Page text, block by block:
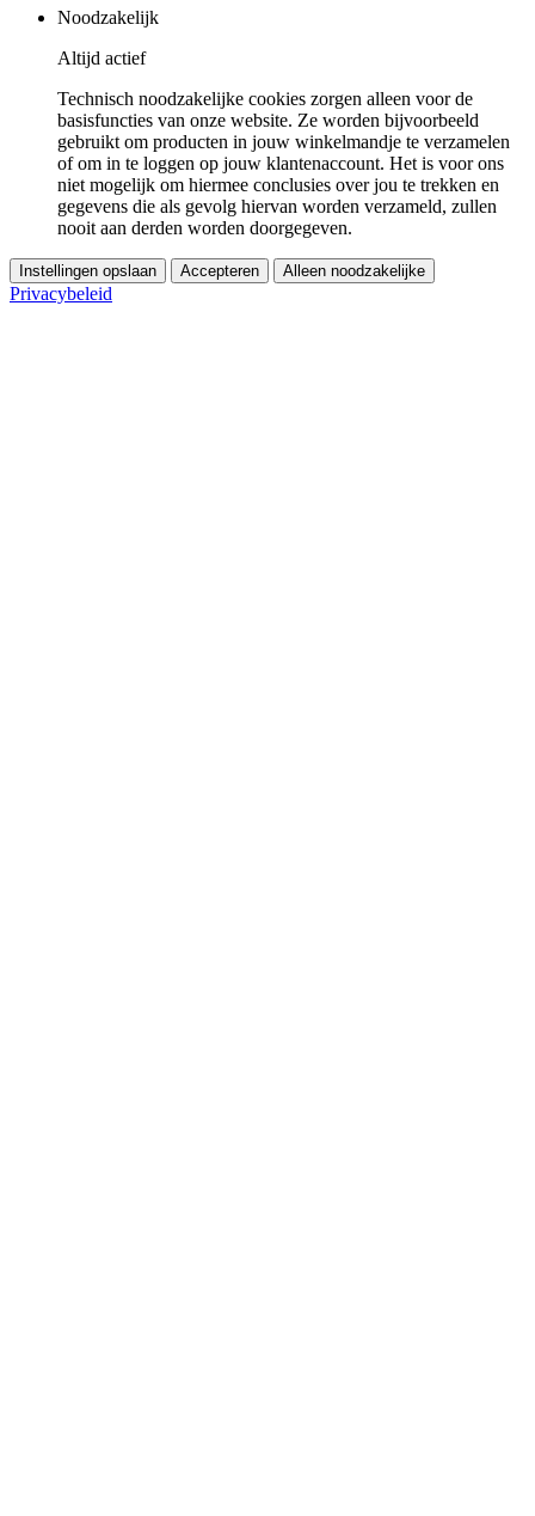
Noodzakelijk
Altijd actief
Technisch noodzakelijke cookies zorgen alleen voor de
basisfuncties van onze website. Ze worden bijvoorbeeld
gebruikt om producten in jouw winkelmandje te verzamelen
of om in te loggen op jouw klantenaccount. Het is voor ons
niet mogelijk om hiermee conclusies over jou te trekken en
gegevens die als gevolg hiervan worden verzameld, zullen
nooit aan derden worden doorgegeven.
Instellingen opslaan Accepteren Alleen noodzakelijke
Privacybeleid